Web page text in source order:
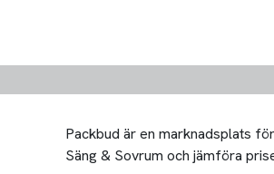
Packbud är en marknadsplats
Säng & Sovrum och jämföra